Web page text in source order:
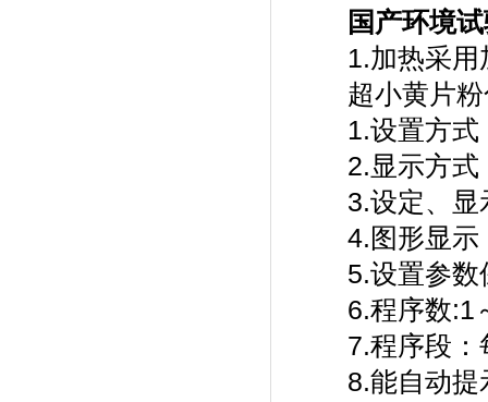
国产环境
1.加热采用加热
超小黄片粉
1.设置方式
2.显示方式
3.设定、显
4.图形显示
5.设置参数保
6.程序数:1～
7.程序段：每
8.能自动提示